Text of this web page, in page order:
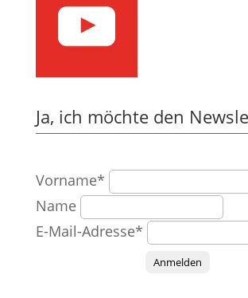
Ja, ich möchte den
Vorname*
Name
E-Mail-Adresse*
Anmelden